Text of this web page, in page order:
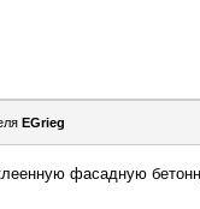
EGrieg
фасадную